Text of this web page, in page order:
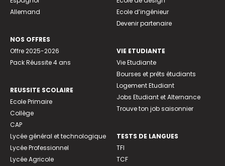
Allemand
NOS OFFRES
Offre 2025-2026
Pack Réussite 4 ans
REUSSITE SCOLAIRE
Ecole Primaire
Collège
CAP
Lycée général et technologique
Lycée Professionnel
Lycée Agricole
Ecole d’ingénieur
Devenir partenaire
VIE ETUDIANTE
Vie Etudiante
Bourses et prêts étudiants
Logement Etudiant
Jobs Etudiant et Alternance
Trouve ton job saisonnier
TESTS DE LANGUES
TFI
TCF